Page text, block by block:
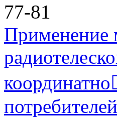
77-81
Применение
потребителей